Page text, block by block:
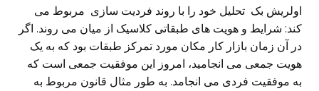
اولریش بک تحلیل خود را با روند فردیت سازی مربوط می
کند: شرایط و هویت های طبقاتی کلاسیک از میان می روند. اگر
در آن زمان بازار کار مکان مورد تمرکز طبقات بود که به یک
هویت جمعی می انجامید، امروز این موفقیت جمعی است که
به موفقیت فردی می انجامد. به طور مثال قانون مربوط به